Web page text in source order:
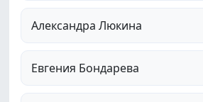
Александра Люкина
Евгения Бондарева